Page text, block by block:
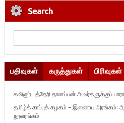
Search
பதிவுகள் கருத்துகள் பிரிவுகள்
கவிஞர் புத்தேரி தானப்பன் அவர்களுக்குப்
தமிழ்க் காப்புக் கழகம் – இணைய அரங்கம்:
நூலரங்கம்